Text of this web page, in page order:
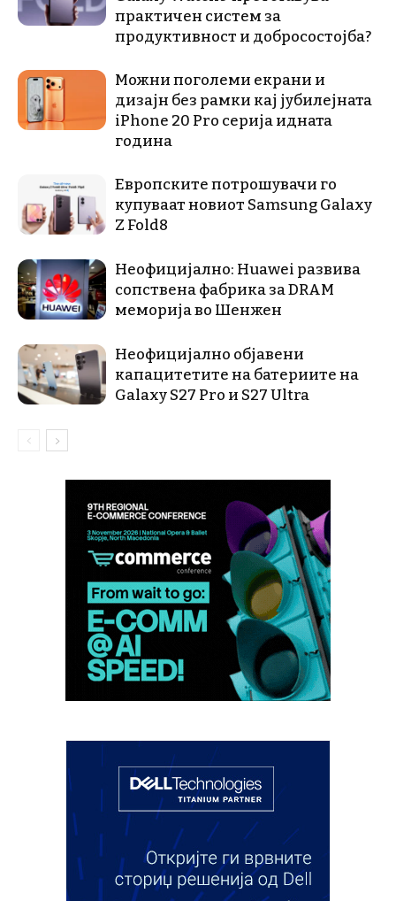
практичен систем за
продуктивност и добросостојба?
Можни поголеми екрани и
дизајн без рамки кај јубилејната
iPhone 20 Pro серија идната
година
Европските потрошувачи го
купуваат новиот Samsung Galaxy
Z Fold8
Неофицијално: Huawei развива
сопствена фабрика за DRAM
меморија во Шенжен
Неофицијално објавени
капацитетите на батериите на
Galaxy S27 Pro и S27 Ultra